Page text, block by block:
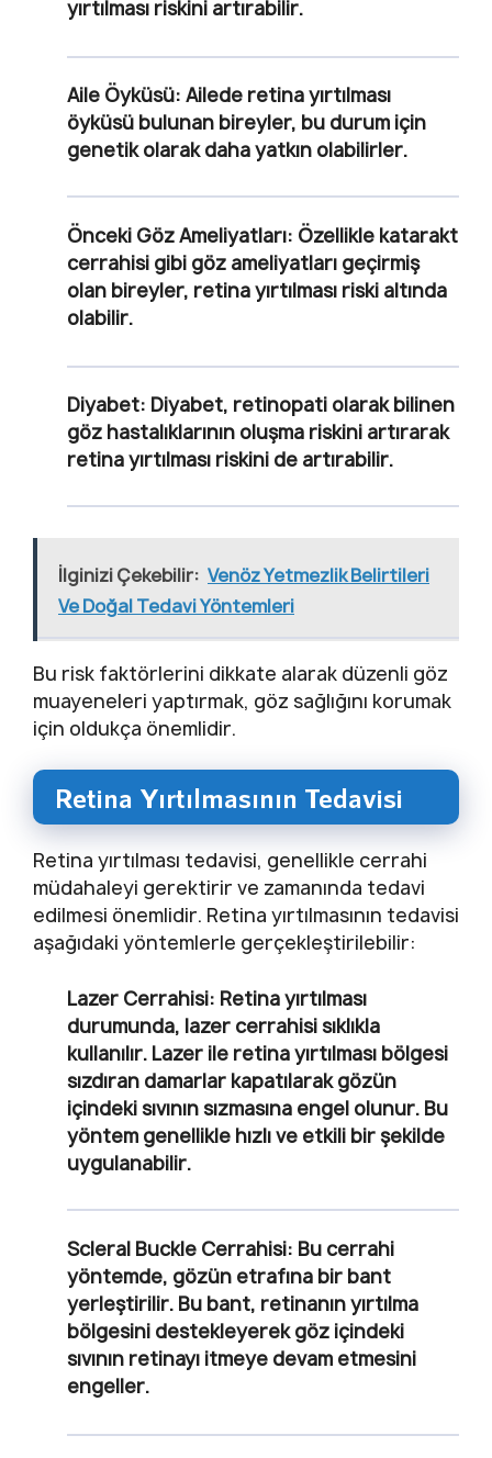
yırtılması riskini artırabilir.
Aile Öyküsü: Ailede retina yırtılması
öyküsü bulunan bireyler, bu durum için
genetik olarak daha yatkın olabilirler.
Önceki Göz Ameliyatları: Özellikle katarakt
cerrahisi gibi göz ameliyatları geçirmiş
olan bireyler, retina yırtılması riski altında
olabilir.
Diyabet: Diyabet, retinopati olarak bilinen
göz hastalıklarının oluşma riskini artırarak
retina yırtılması riskini de artırabilir.
İlginizi Çekebilir: Venöz Yetmezlik Belirtileri
Ve Doğal Tedavi Yöntemleri
Bu risk faktörlerini dikkate alarak düzenli göz
muayeneleri yaptırmak, göz sağlığını korumak
için oldukça önemlidir.
Retina Yırtılmasının Tedavisi
Retina yırtılması tedavisi, genellikle cerrahi
müdahaleyi gerektirir ve zamanında tedavi
edilmesi önemlidir. Retina yırtılmasının tedavisi
aşağıdaki yöntemlerle gerçekleştirilebilir:
Lazer Cerrahisi: Retina yırtılması
durumunda, lazer cerrahisi sıklıkla
kullanılır. Lazer ile retina yırtılması bölgesi
sızdıran damarlar kapatılarak gözün
içindeki sıvının sızmasına engel olunur. Bu
yöntem genellikle hızlı ve etkili bir şekilde
uygulanabilir.
Scleral Buckle Cerrahisi: Bu cerrahi
yöntemde, gözün etrafına bir bant
yerleştirilir. Bu bant, retinanın yırtılma
bölgesini destekleyerek göz içindeki
sıvının retinayı itmeye devam etmesini
engeller.